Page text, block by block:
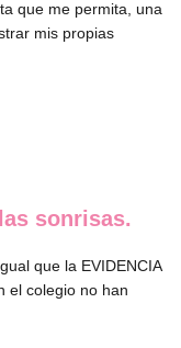
que me permita, una
mis propias
sonrisas.
que la EVIDENCIA
el colegio no han